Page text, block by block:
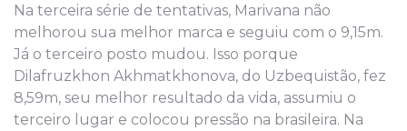
Na terceira série de tentativas, Marivana não
melhorou sua melhor marca e seguiu com o 9,15m.
Já o terceiro posto mudou. Isso porque
Dilafruzkhon Akhmatkhonova, do Uzbequistão, fez
8,59m, seu melhor resultado da vida, assumiu o
terceiro lugar e colocou pressão na brasileira. Na